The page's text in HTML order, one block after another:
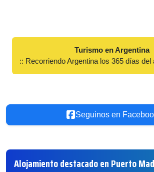
Turismo en Argentina
:: Recorriendo Argentina los 365 días del
Seguinos en
Alojamiento destacado en Puerto